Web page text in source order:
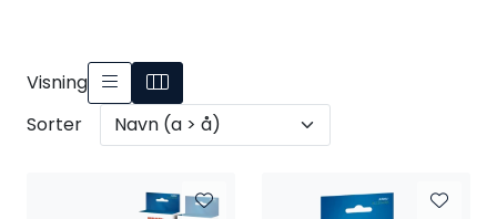
Visning
Sorter